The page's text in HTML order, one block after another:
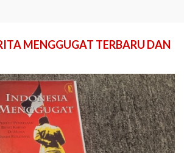
MENGGUGAT TERBARU DAN